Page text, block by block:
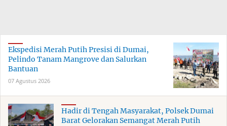
Ekspedisi Merah Putih Presisi di Dumai,
Pelindo Tanam Mangrove dan Salurkan
Bantuan
07 Agustus 2026
Hadir di Tengah Masyarakat, Polsek Dumai
Barat Gelorakan Semangat Merah Putih